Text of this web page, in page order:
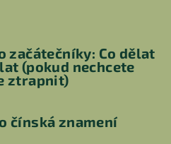
začátečníky: Co dělat
(pokud nechcete
ztrapnit)
čínská znamení